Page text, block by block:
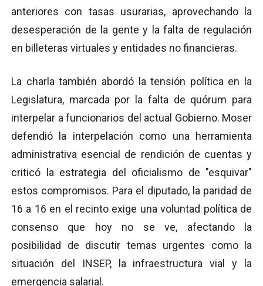
anteriores con tasas usurarias, aprovechando la
desesperación de la gente y la falta de regulación
en billeteras virtuales y entidades no financieras.
La charla también abordó la tensión política en la
Legislatura, marcada por la falta de quórum para
interpelar a funcionarios del actual Gobierno. Moser
defendió la interpelación como una herramienta
administrativa esencial de rendición de cuentas y
criticó la estrategia del oficialismo de "esquivar"
estos compromisos. Para el diputado, la paridad de
16 a 16 en el recinto exige una voluntad política de
consenso que hoy no se ve, afectando la
posibilidad de discutir temas urgentes como la
situación del INSEP, la infraestructura vial y la
emergencia salarial.